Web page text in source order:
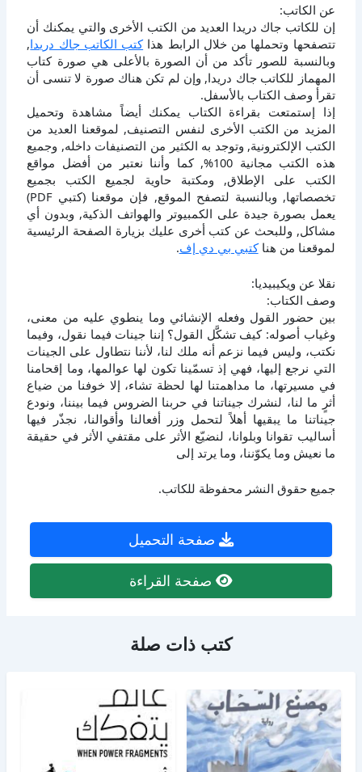
عن الكاتب:
إن للكاتب جاك دريدا العديد من الكتب الأخرى والتي يمكنك أن
تتصفحها وتحملها من خلال الرابط هذاكتب الكاتب جاك دريدا,
وبالنسبة للصور تأكد من أن الصورة بالأعلى هي صورة كتاب
المهماز للكاتب جاك دريدا, وإن لم تكن هناك صورة لا تنسى أن
تقرأ وصف الكتاب بالأسفل.
إذا إستمتعت بقراءة الكتاب يمكنك أيضاً مشاهدة وتحميل
المزيد من الكتب الأخرى لنفس التصنيف, لموقعنا العديد من
الكتب الإلكترونية, وتوجد به الكثير من التصنيفات داخله, وجميع
هذه الكتب مجانية 100%, كما وأننا نعتبر من أفضل مواقع
الكتب على الإطلاق, ومكتبة حاوية لجميع الكتب بجميع
تخصصاتها, وبالنسبة لتصفح الموقع, فإن موقعنا (كتبي PDF)
يعمل بصورة جيدة على الكمبيوتر والهواتف الذكية, وبدون أي
مشاكل, وللبحث عن كتب أخرى عليك بزيارة الصفحة الرئيسية
لموقعنا من هناكتبي بي دي إف.
نقلا عن ويكيبيديا:
وصف الكتاب:
بين حضور القول وفعله الإنشائي وما ينطوي عليه من معنى،
وغياب أصوله: كيف تشكَّل القول؟ إننا جينات فيما نقول، وفيما
نكتب، وليس فيما نزعم أنه ملك لنا، لأننا نتطاول على الجينات
التي نرجع إليها، فهي إذ تسمّينا تكون لها عوالمها، وما إقحامنا
في مسيرتها، ما مداهمتنا لها لحظة تشاء، إلا خوفنا من ضياع
أثرٍ ما لنا، لنشرك جيناتنا في حربنا الضروس فيما بيننا، ونودع
جيناتنا ما يبقيها أهلاً لتحمل وزر أفعالنا وأقوالنا، نجذّر فيها
أساليب تقوانا وبلوانا، لنضيّع الأثر على مقتفي الأثر في حقيقة
ما نعيش وما يكوّننا، وما يرتد إلى
جميع حقوق النشر محفوظة للكاتب.
صفحة التحميل
صفحة القراءة
كتب ذات صلة